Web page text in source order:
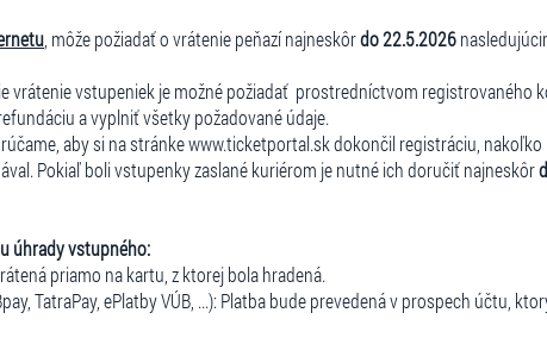
, môže požiadať o vrátenie peňazí najneskôrdo 22.5.2026
vrátenie vstupeniek je možné požiadať prostredníctvom registrovaného
a vyplniť všetky požadované údaje.
aby si na stránke www.ticketportal.sk dokončil registráciu,
Pokiaľ boli vstupenky zaslané kuriérom je nutné ich doručiť najneskôr
úhrady vstupného:
priamo na kartu, z ktorej bola hradená.
TatraPay, ePlatby VÚB, ...): Platba bude prevedená v prospech účtu,